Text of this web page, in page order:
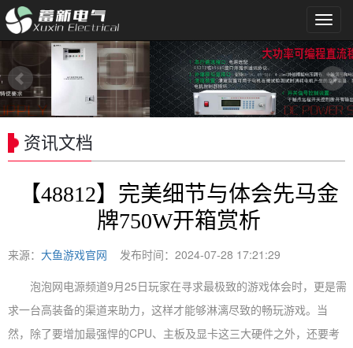
导
航
菜
单
资讯文档
【48812】完美细节与体会先马金
牌750W开箱赏析
来源： 大鱼游戏官网 发布时间：2024-07-28 17:21:29
泡泡网电源频道9月25日玩家在寻求最极致的游戏体会时，更是需
求一台高装备的渠道来助力，这样才能够淋漓尽致的畅玩游戏。当
然，除了要增加最强悍的CPU、主板及显卡这三大硬件之外，还要考